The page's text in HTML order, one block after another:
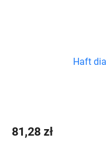
Haft
81,28 zł